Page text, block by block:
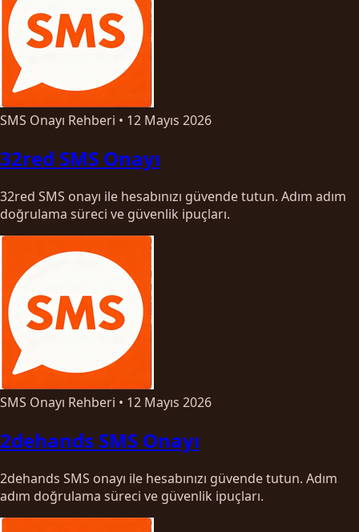
SMS Onayı Rehberi • 12 Mayıs 2026
32red SMS Onayı
32red SMS onayı ile hesabınızı güvende tutun. Adım adım
doğrulama süreci ve güvenlik ipuçları.
SMS Onayı Rehberi • 12 Mayıs 2026
2dehands SMS Onayı
2dehands SMS onayı ile hesabınızı güvende tutun. Adım
adım doğrulama süreci ve güvenlik ipuçları.